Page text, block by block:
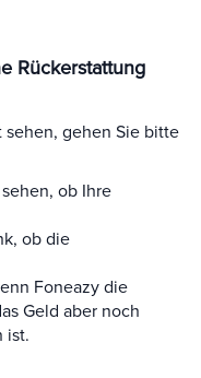
Rückerstattung
sehen, gehen Sie bitte
ob Ihre
ob die
Foneazy die
Geld aber noch
ist.